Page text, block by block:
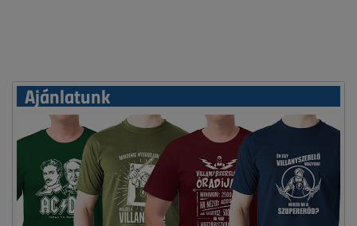
Ajánlatunk